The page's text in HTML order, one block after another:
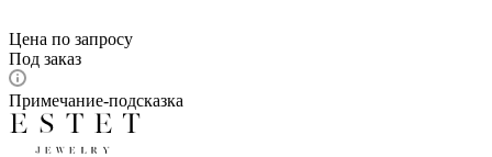
Цена по запросу
Под заказ
Примечание-подсказка